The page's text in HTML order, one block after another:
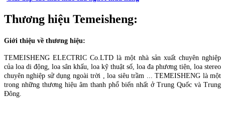
Thương hiệu Temeisheng:
Giới thiệu về thương hiệu:
TEMEISHENG ELECTRIC Co.LTD là một nhà sản xuất chuyên nghiệp
của loa di động, loa sân khấu, loa kỹ thuật số, loa đa phương tiện, loa stereo
chuyên nghiệp sử dụng ngoài trời , loa siêu trầm ... TEMEISHENG là một
trong những thương hiệu âm thanh phổ biến nhất ở Trung Quốc và Trung
Đông.